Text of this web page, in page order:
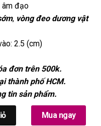
âm đạo
, vòng đeo dương vật
2.5 (cm)
đơn trên 500k.
thành phố HCM.
tin sản phẩm.
Kế Siêu Gai Siêu Kích
Mua ngay